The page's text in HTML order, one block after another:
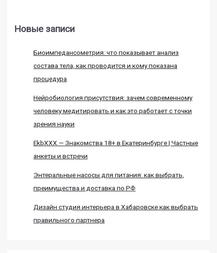
Новые записи
Биоимпедансометрия: что показывает анализ
состава тела, как проводится и кому показана
процедура
Нейробиология присутствия: зачем современному
человеку медитировать и как это работает с точки
зрения науки
EkbXXX — Знакомства 18+ в Екатеринбурге | Частные
анкеты и встречи
Энтеральные насосы для питания: как выбрать,
преимущества и доставка по РФ
Дизайн студия интерьера в Хабаровске как выбрать
правильного партнера